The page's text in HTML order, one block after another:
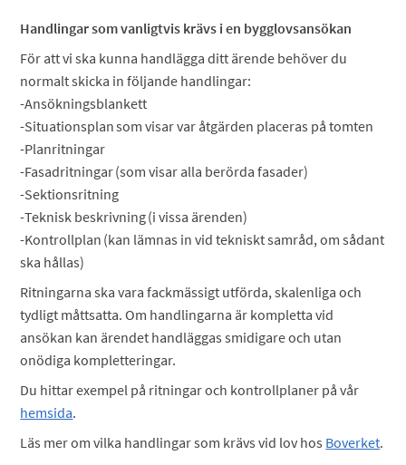
Handlingar som vanligtvis krävs i en bygglovsansökan
För att vi ska kunna handlägga ditt ärende behöver du
normalt skicka in följande handlingar:
-Ansökningsblankett
-Situationsplan som visar var åtgärden placeras på tomten
-Planritningar
-Fasadritningar (som visar alla berörda fasader)
-Sektionsritning
-Teknisk beskrivning (i vissa ärenden)
-Kontrollplan (kan lämnas in vid tekniskt samråd, om sådant
ska hållas)
Ritningarna ska vara fackmässigt utförda, skalenliga och
tydligt måttsatta. Om handlingarna är kompletta vid
ansökan kan ärendet handläggas smidigare och utan
onödiga kompletteringar.
Du hittar exempel på ritningar och kontrollplaner på vår
hemsida.
Läs mer om vilka handlingar som krävs vid lov hos Boverket.